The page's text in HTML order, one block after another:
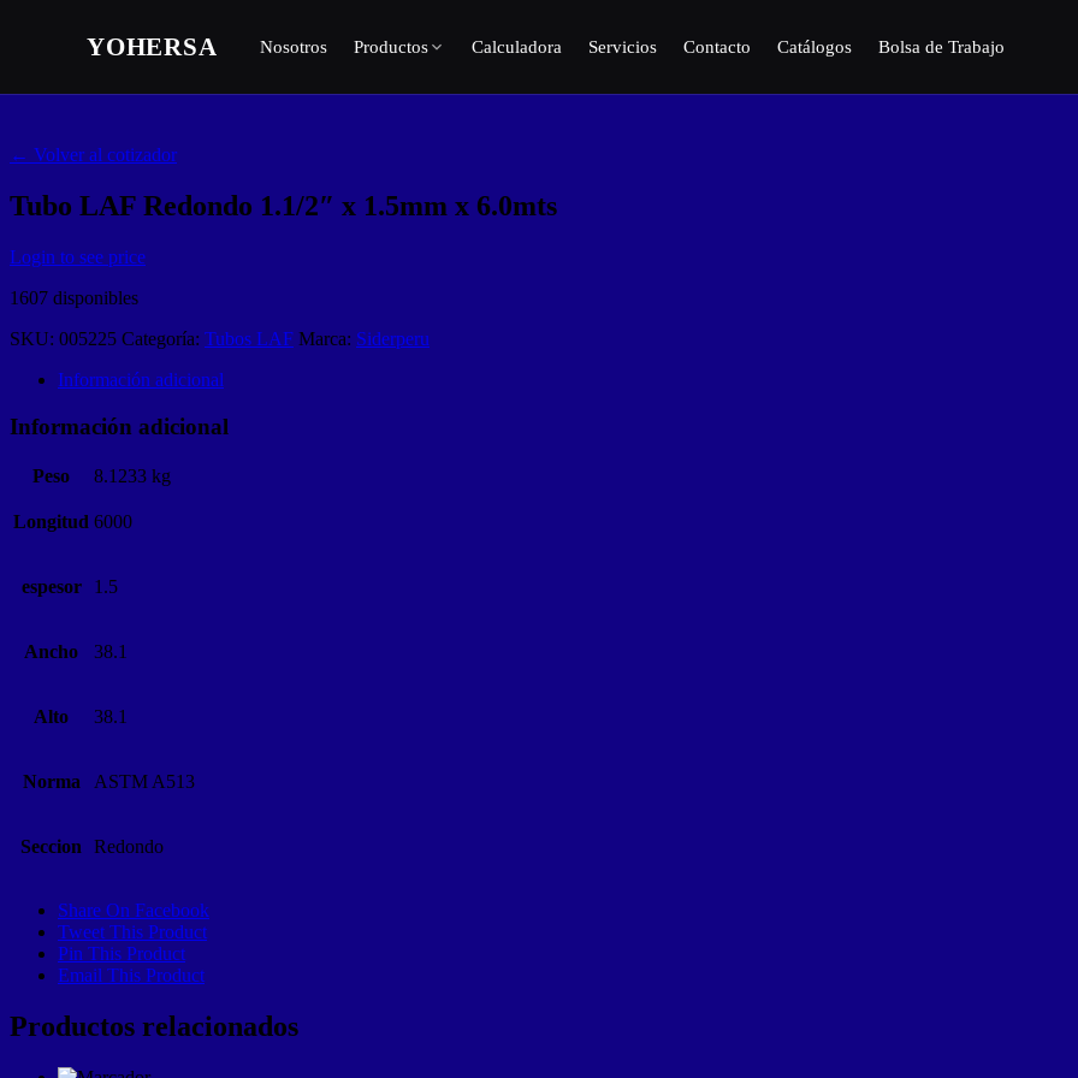
← Volver al cotizador
Tubo LAF Redondo 1.1/2″ x 1.5mm x 6.0mts
Login to see price
1607 disponibles
SKU: 005225 Categoría: Tubos LAF Marca: Siderperu
Información adicional
Información adicional
Peso 8.1233 kg
Longitud 6000
espesor 1.5
Ancho 38.1
Alto 38.1
Norma ASTM A513
Seccion Redondo
Share On Facebook
Tweet This Product
Pin This Product
Email This Product
Productos relacionados
YOHERSA Nosotros Productos Calculadora Servicios Contacto Catálogos Bolsa de Trabajo